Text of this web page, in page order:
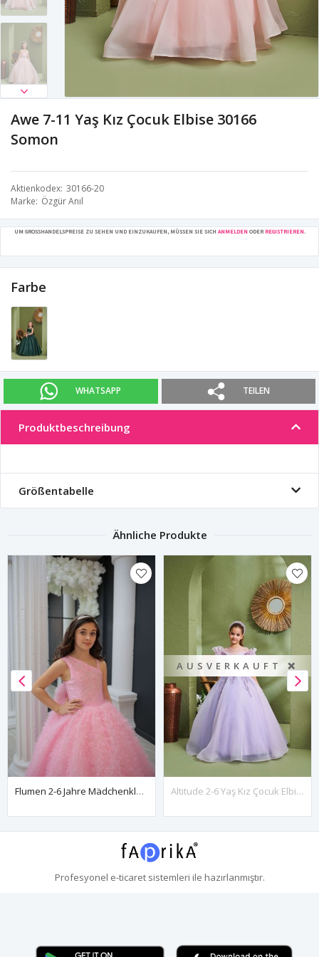
Awe 7-11 Yaş Kız Çocuk Elbise 30166
Somon
Aktienkodex 30166-20
Marke Özgür Anıl
UM GROSSHANDELSPREISE ZU SEHEN UND EINZUKAUFEN, MÜSSEN SIE SICH ANMELDENODER REGISTRIEREN.
Farbe
WHATSAPP TEILEN
Produktbeschreibung
Größentabelle
Ähnliche Produkte
Flumen 2-6 Jahre Mädchenkleid 20154 Rosa
AUSVERKAUFT ❌
Altitude 2-6 Yaş Kız Çocuk Elbise 20159 Lila
Profesyonel e-ticaretsistemleri ile hazırlanmıştır.